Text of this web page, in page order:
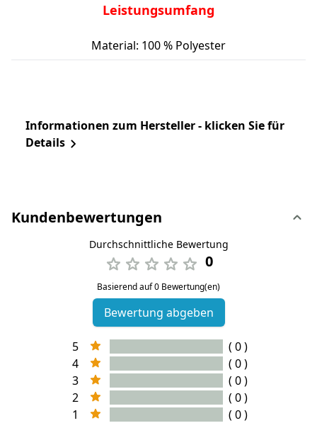
Leistungsumfang
Material: 100 % Polyester
Informationen zum Hersteller - klicken Sie für
Details
Kundenbewertungen
Durchschnittliche Bewertung
0
Basierend auf 0 Bewertung(en)
Bewertung abgeben
5
( 0 )
4
( 0 )
3
( 0 )
2
( 0 )
1
( 0 )